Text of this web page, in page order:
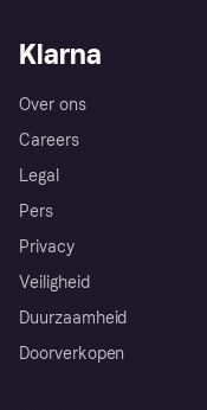
Klarna
Over ons
Careers
Legal
Pers
Privacy
Veiligheid
Duurzaamheid
Doorverkopen